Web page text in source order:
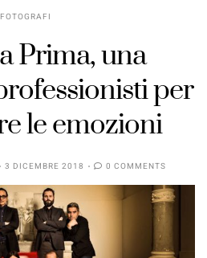
FOTOGRAFI
Prima, una
per
le emozioni
3 DICEMBRE 2018 0 COMMENTS